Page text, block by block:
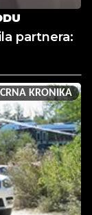
partnera:
CRNA KRONIKA